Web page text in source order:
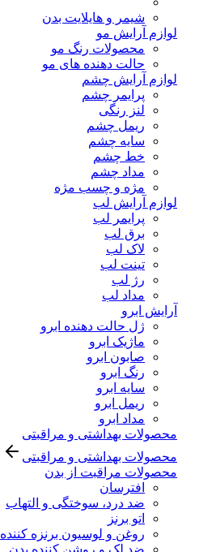
شیمر و هایلایت بدن
لوازم آرایش مو
محصولات رنگ مو
حالت دهنده های مو
لوازم آرایش چشم
پرایمر چشم
لنز رنگی
ریمل چشم
سایه چشم
خط چشم
مداد چشم
مژه و چسب مژه
لوازم آرایش لب
پرایمر لب
برق لب
لاک لب
تینت لب
رژ لب
مداد لب
آرایش ابرو
ژل حالت دهنده ابرو
ماژیک ابرو
صابون ابرو
رنگ ابرو
سایه ابرو
ریمل ابرو
مداد ابرو
محصولات بهداشتی و مراقبتی
محصولات بهداشتی و مراقبتی
محصولات مراقبت از بدن
افترسان
ضد درد، سوختگی و التهاب
اتو برنز
روغن و لوسیون برنزه کننده
ضد لک و روشن کننده بدن